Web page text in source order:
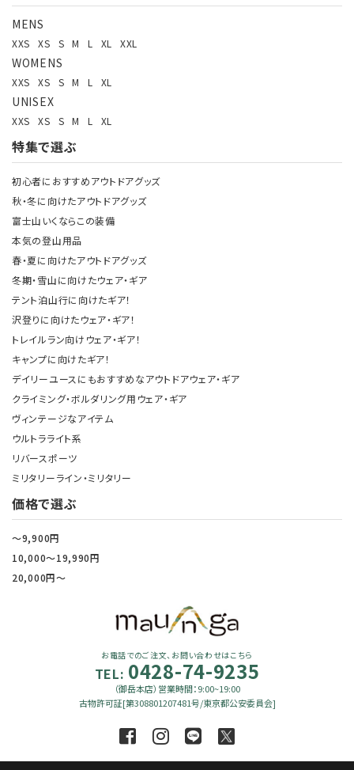
MENS
XXS XS S M L XL XXL
WOMENS
XXS XS S M L XL
UNISEX
XXS XS S M L XL
特集で選ぶ
初心者におすすめアウトドアグッズ
秋・冬に向けたアウトドアグッズ
富士山いくならこの装備
本気の登山用品
春・夏に向けたアウトドアグッズ
冬期・雪山に向けたウェア・ギア
テント泊山行に向けたギア！
沢登りに向けたウェア・ギア！
トレイルラン向けウェア・ギア！
キャンプに向けたギア！
デイリーユースにもおすすめなアウトドアウェア・ギア
クライミング・ボルダリング用ウェア・ギア
ヴィンテージなアイテム
ウルトラライト系
リバースポーツ
ミリタリーライン・ミリタリー
価格で選ぶ
～9,900円
10,000～19,990円
20,000円～
お電話でのご注文、お問い合わせはこちら
TEL: 0428-74-9235
（御岳本店）営業時間：9:00~19:00
古物許可証[第308801207481号/東京都公安委員会]